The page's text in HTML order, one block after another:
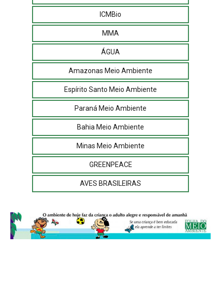
ICMBio
MMA
ÁGUA
Amazonas Meio Ambiente
Espírito Santo Meio Ambiente
Paraná Meio Ambiente
Bahia Meio Ambiente
Minas Meio Ambiente
GREENPEACE
AVES BRASILEIRAS